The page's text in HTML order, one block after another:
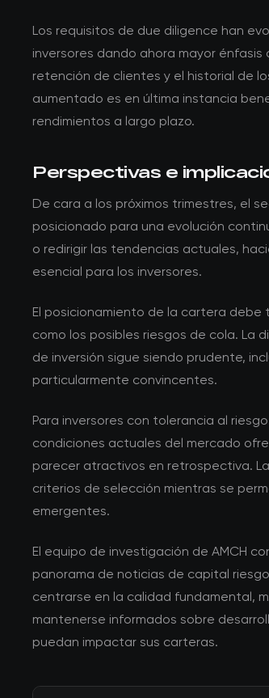
Los requisitos de due diligence han
inversores dando ahora mayor
retención de clientes y el historial de
aumentado es en última instancia
rendimientos a largo plazo.
Perspectivas e
De cara a los próximos trimestres, el
posicionado para una evolución
o redirigir las tendencias actuales,
esencial para los inversores.
El posicionamiento de la cartera
como los posibles riesgos de cola. La
de inversión sigue siendo prudente,
particularmente convincentes.
Para inversores con tolerancia al
condiciones actuales del mercado
parecer atractivos en retrospectiva.
criterios de selección mientras se
emergentes.
El equipo de investigación de AMCH
panorama de noticias de capital
centrarse en la calidad fundamental,
mantenerse informados sobre
puedan impactar sus carteras.